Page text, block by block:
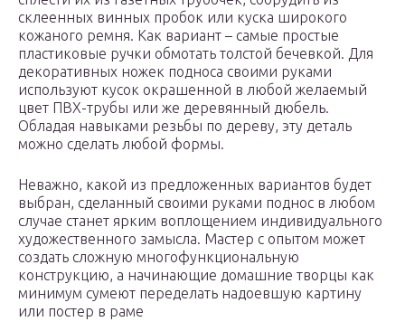
склеенных винных пробок или куска широкого
кожаного ремня. Как вариант – самые простые
пластиковые ручки обмотать толстой бечевкой. Для
декоративных ножек подноса своими руками
используют кусок окрашенной в любой желаемый
цвет ПВХ-трубы или же деревянный дюбель.
Обладая навыками резьбы по дереву, эту деталь
можно сделать любой формы.
Неважно, какой из предложенных вариантов будет
выбран, сделанный своими руками поднос в любом
случае станет ярким воплощением индивидуального
художественного замысла. Мастер с опытом может
создать сложную многофункциональную
конструкцию, а начинающие домашние творцы как
минимум сумеют переделать надоевшую картину
или постер в раме